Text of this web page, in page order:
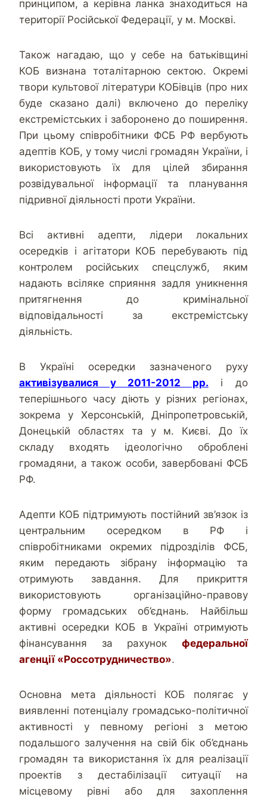
принципом, а керівна ланка знаходиться на
території Російської Федерації, у м. Москві.
Також нагадаю, що у себе на батьківщині
КОБ визнана тоталітарною сектою. Окремі
твори культової літератури КОБівців (про них
буде сказано далі) включено до переліку
екстремістських і заборонено до поширення.
При цьому співробітники ФСБ РФ вербують
адептів КОБ, у тому числі громадян України, і
використовують їх для цілей збирання
розвідувальної інформації та планування
підривної діяльності проти України.
Всі активні адепти, лідери локальних
осередків і агітатори КОБ перебувають під
контролем російських спецслужб, яким
надають всіляке сприяння задля уникнення
притягнення до кримінальної
відповідальності за екстремістську
діяльність.
В Україні осередки зазначеного руху
активізувалися у 2011-2012 рр. і до
теперішнього часу діють у різних регіонах,
зокрема у Херсонській, Дніпропетровській,
Донецькій областях та у м. Києві. До їх
складу входять ідеологічно оброблені
громадяни, а також особи, завербовані ФСБ
РФ.
Адепти КОБ підтримують постійний зв’язок із
центральним осередком в РФ і
співробітниками окремих підрозділів ФСБ,
яким передають зібрану інформацію та
отримують завдання. Для прикриття
використовують організаційно-правову
форму громадських об’єднань. Найбільш
активні осередки КОБ в Україні отримують
фінансування за рахунок федеральної
агенції «Россотрудничество».
Основна мета діяльності КОБ полягає у
виявленні потенціалу громадсько-політичної
активності у певному регіоні з метою
подальшого залучення на свій бік об’єднань
громадян та використання їх для реалізації
проектів з дестабілізації ситуації на
місцевому рівні або для захоплення